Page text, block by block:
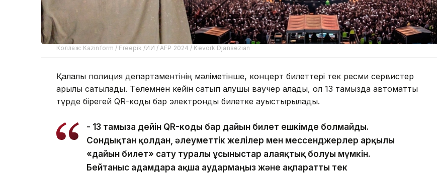
Коллаж: Kazinform / Freepik /ИИ / AFP 2024 / Kevork Djansezian
Қалалық полиция департаментінің мәліметінше, концерт билеттері тек ресми сервистер
арқылы сатылады. Төлемнен кейін сатып алушы ваучер алады, ол 13 тамызда автоматты
түрде бірегей QR-коды бар электронды билетке ауыстырылады.
- 13 тамызға дейін QR-коды бар дайын билет ешкімде болмайды.
Сондықтан қолдан, әлеуметтік желілер мен мессенджерлер арқылы
«дайын билет» сату туралы ұсыныстар алаяқтық болуы мүмкін.
Бейтаныс адамдарға ақша аудармаңыз және ақпаратты тек